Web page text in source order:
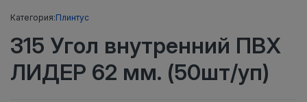
Категория:Плинтус
315 Угол внутренний ПВХ
ЛИДЕР 62 мм. (50шт/уп)